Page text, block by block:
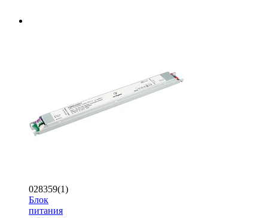
028359(1)
Блок
питания